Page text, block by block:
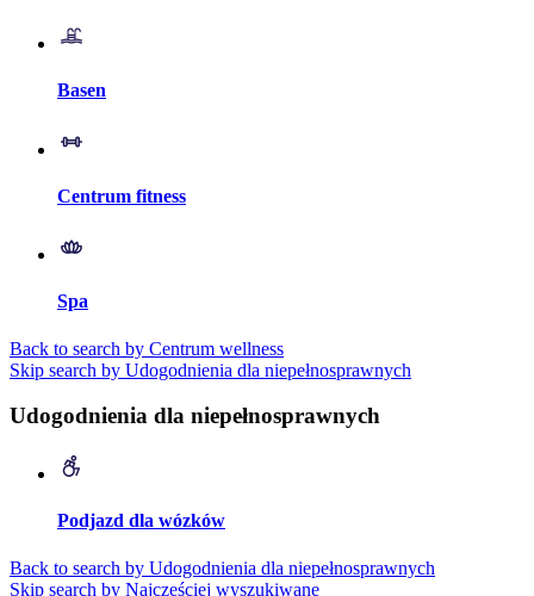
Basen
Centrum fitness
Spa
Back to search by Centrum wellness
Skip search by Udogodnienia dla niepełnosprawnych
Udogodnienia dla niepełnosprawnych
Podjazd dla wózków
Back to search by Udogodnienia dla niepełnosprawnych
Skip search by Najczęściej wyszukiwane